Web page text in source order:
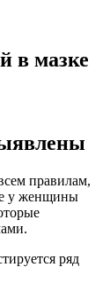
в мазке
правилам,
у женщины
ряд